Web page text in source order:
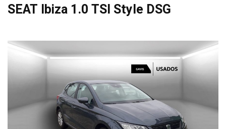
SEAT Ibiza 1.0 TSI Style DSG